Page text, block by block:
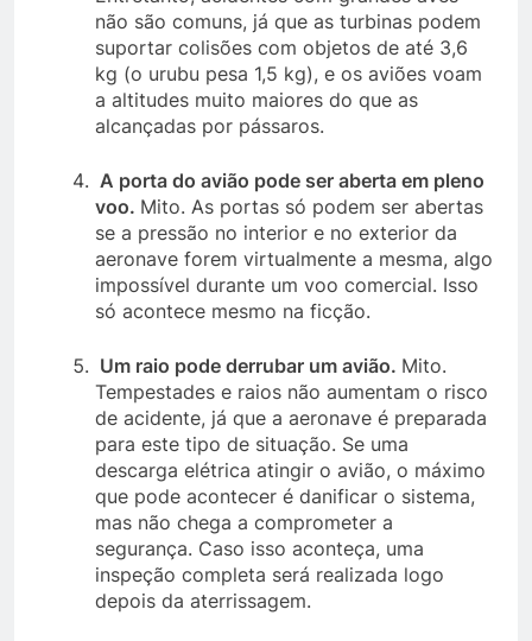
não são comuns, já que as turbinas podem
suportar colisões com objetos de até 3,6
kg (o urubu pesa 1,5 kg), e os aviões voam
a altitudes muito maiores do que as
alcançadas por pássaros.
A porta do avião pode ser aberta em pleno
voo. Mito. As portas só podem ser abertas
se a pressão no interior e no exterior da
aeronave forem virtualmente a mesma, algo
impossível durante um voo comercial. Isso
só acontece mesmo na ficção.
Um raio pode derrubar um avião. Mito.
Tempestades e raios não aumentam o risco
de acidente, já que a aeronave é preparada
para este tipo de situação. Se uma
descarga elétrica atingir o avião, o máximo
que pode acontecer é danificar o sistema,
mas não chega a comprometer a
segurança. Caso isso aconteça, uma
inspeção completa será realizada logo
depois da aterrissagem.